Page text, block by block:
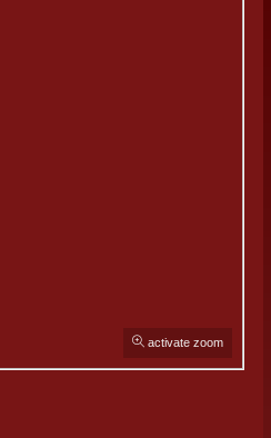
activate zoom